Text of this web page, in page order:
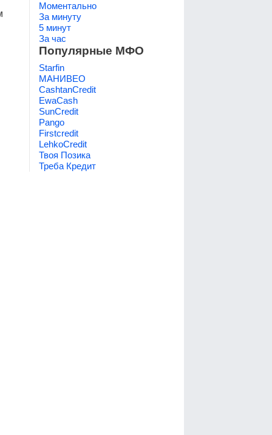
Моментально
За минуту
5 минут
За час
Популярные МФО
Starfin
МАНИВЕО
CashtanCredit
EwaCash
SunCredit
Pango
Firstcredit
LehkoCredit
Твоя Позика
Треба Кредит